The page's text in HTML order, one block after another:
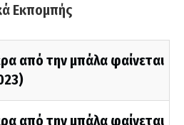
Εκπομπής
από την μπάλα φαίνεται
από την μπάλα φαίνεται